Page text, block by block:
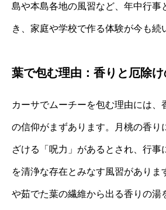
島や本島各地の風習など、年中行事
き、家庭や学校で作る体験が今も続
葉で包む理由：香りと厄除
カーサでムーチーを包む理由には、
の信仰がまずあります。月桃の香り
ざける「呪力」があるとされ、行事
を清浄な存在とみなす風習がありま
や茹でた葉の繊維から出る香りの湯